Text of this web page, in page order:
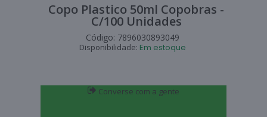
Copo Plastico 50ml Copobras -
C/100 Unidades
Código: 7896030893049
Disponibilidade: Em estoque
Converse com a gente